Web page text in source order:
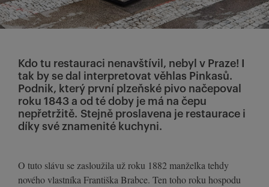
Kdo tu restauraci nenavštívil, nebyl v Praze! I
tak by se dal interpretovat věhlas Pinkasů.
Podnik, který první plzeňské pivo načepoval
roku 1843 a od té doby je má na čepu
nepřetržitě. Stejně proslavena je restaurace i
díky své znamenité kuchyni.
O tuto slávu se zasloužila už roku 1882 manželka tehdy
nového vlastníka Františka Brabce. Ten toho roku hospodu